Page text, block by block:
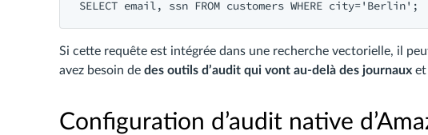
Si cette requête est intégrée dans une recherche vectorielle, il
avez besoin de des outils d’audit qui vont au-delà des journaux et
Configuration d’audit native